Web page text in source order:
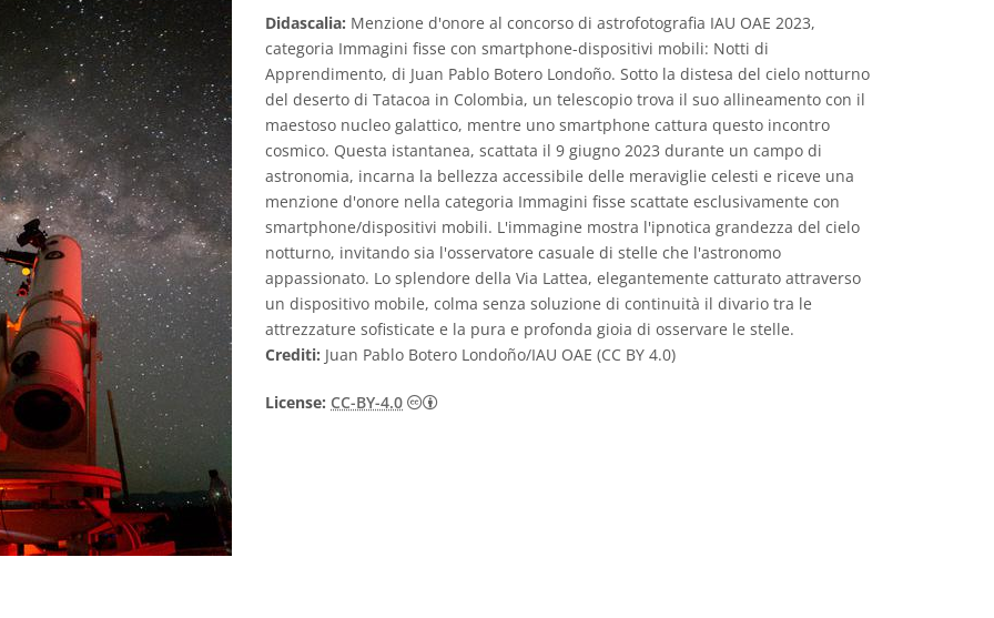
Didascalia: Menzione d'onore al concorso di astrofotografia IAU OAE 2023,
categoria Immagini fisse con smartphone-dispositivi mobili: Notti di
Apprendimento, di Juan Pablo Botero Londoño. Sotto la distesa del cielo notturno
del deserto di Tatacoa in Colombia, un telescopio trova il suo allineamento con il
maestoso nucleo galattico, mentre uno smartphone cattura questo incontro
cosmico. Questa istantanea, scattata il 9 giugno 2023 durante un campo di
astronomia, incarna la bellezza accessibile delle meraviglie celesti e riceve una
menzione d'onore nella categoria Immagini fisse scattate esclusivamente con
smartphone/dispositivi mobili. L'immagine mostra l'ipnotica grandezza del cielo
notturno, invitando sia l'osservatore casuale di stelle che l'astronomo
appassionato. Lo splendore della Via Lattea, elegantemente catturato attraverso
un dispositivo mobile, colma senza soluzione di continuità il divario tra le
attrezzature sofisticate e la pura e profonda gioia di osservare le stelle.
Crediti: Juan Pablo Botero Londoño/IAU OAE (CC BY 4.0)
License: CC-BY-4.0 Creative Commons Attribuzione 4.0 Internazionale (CC BY 4.0) icone